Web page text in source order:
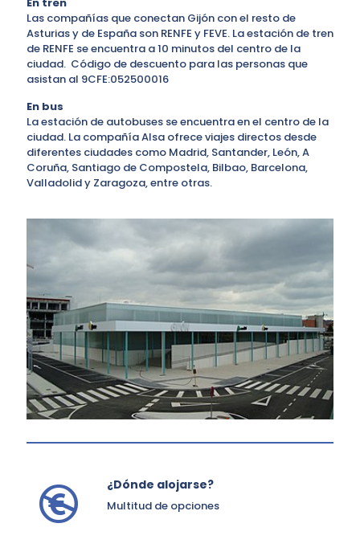
En tren
Las compañías que conectan Gijón con el resto de
Asturias y de España son RENFE y FEVE. La estación de tren
de RENFE se encuentra a 10 minutos del centro de la
ciudad. Código de descuento para las personas que
asistan al 9CFE:052500016
En bus
La estación de autobuses se encuentra en el centro de la
ciudad. La compañía Alsa ofrece viajes directos desde
diferentes ciudades como Madrid, Santander, León, A
Coruña, Santiago de Compostela, Bilbao, Barcelona,
Valladolid y Zaragoza, entre otras.
¿Dónde alojarse?
Multitud de opciones